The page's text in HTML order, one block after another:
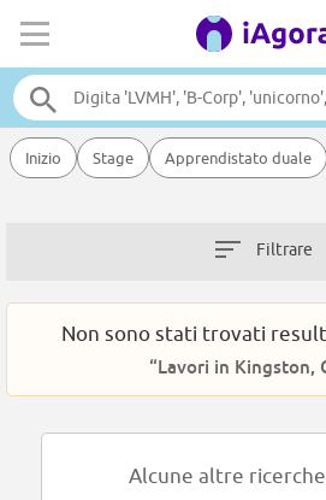
Inizio Stage Apprendistato duale
Filtrare
Non sono stati trovati
“Lavori in Kingston,
Alcune altre